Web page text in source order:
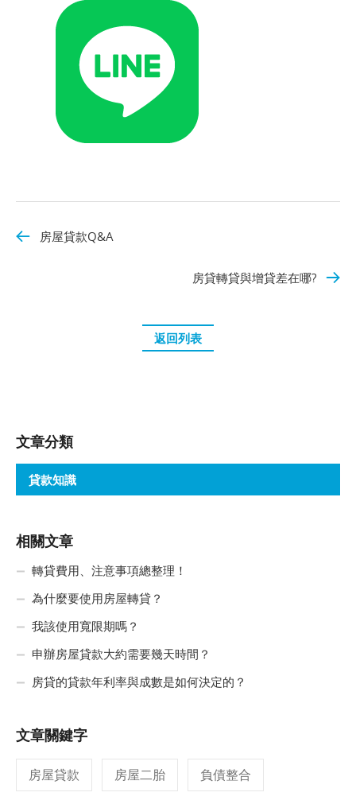
房屋貸款Q&A
房貸轉貸與增貸差在哪?
返回列表
文章分類
貸款知識
相關文章
轉貸費用、注意事項總整理！
為什麼要使用房屋轉貸？
我該使用寬限期嗎？
申辦房屋貸款大約需要幾天時間？
房貸的貸款年利率與成數是如何決定的？
文章關鍵字
房屋貸款 房屋二胎 負債整合